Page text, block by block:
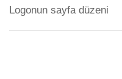
Logonun sayfa düzeni